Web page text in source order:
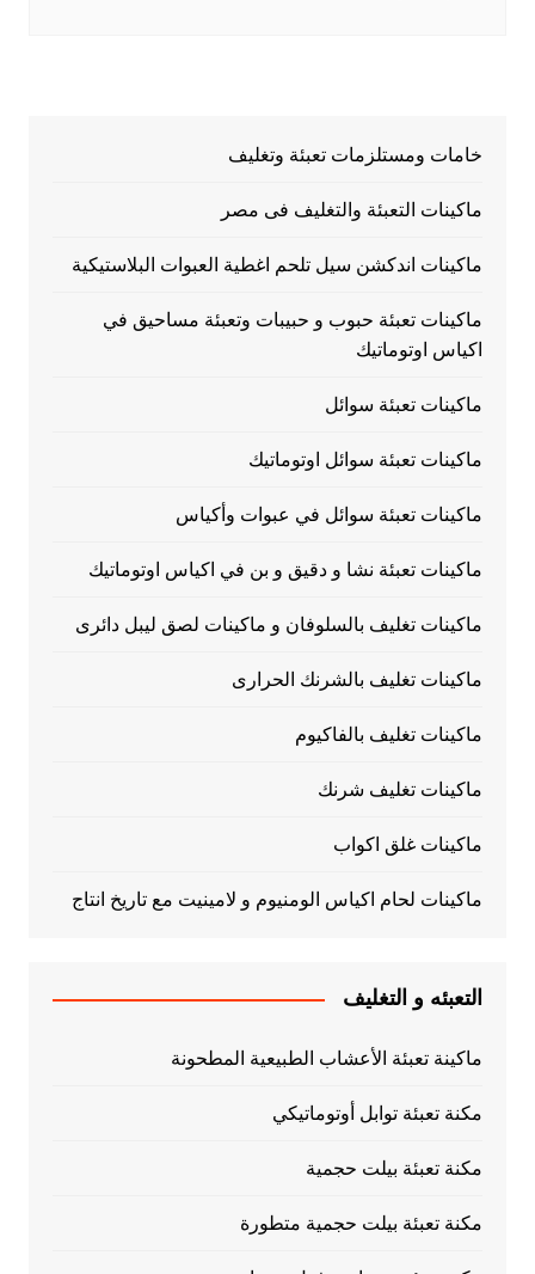
خامات ومستلزمات تعبئة وتغليف
ماكينات التعبئة والتغليف فى مصر
ماكينات اندكشن سيل تلحم اغطية العبوات البلاستيكية
ماكينات تعبئة حبوب و حبيبات وتعبئة مساحيق في
اكياس اوتوماتيك
ماكينات تعبئة سوائل
ماكينات تعبئة سوائل اوتوماتيك
ماكينات تعبئة سوائل في عبوات وأكياس
ماكينات تعبئة نشا و دقيق و بن في اكياس اوتوماتيك
ماكينات تغليف بالسلوفان و ماكينات لصق ليبل دائرى
ماكينات تغليف بالشرنك الحرارى
ماكينات تغليف بالفاكيوم
ماكينات تغليف شرنك
ماكينات غلق اكواب
ماكينات لحام اكياس الومنيوم و لامينيت مع تاريخ انتاج
التعبئه و التغليف
ماكينة تعبئة الأعشاب الطبيعية المطحونة
مكنة تعبئة توابل أوتوماتيكي
مكنة تعبئة بيلت حجمية
مكنة تعبئة بيلت حجمية متطورة